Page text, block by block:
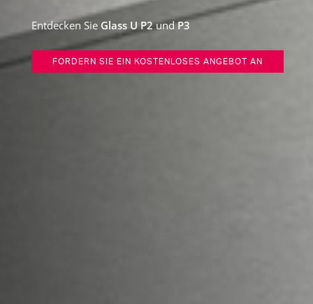
Entdecken SieGlass U P2undP3
FORDERN SIE EIN KOSTENLOSES ANGEBOT AN